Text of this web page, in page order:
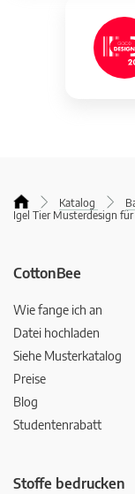
Katalog
Igel Tier Musterdesign
CottonBee
Wie fange ich an
Datei hochladen
Siehe Musterkatalog
Preise
Blog
Studentenrabatt
Stoffe bedrucken